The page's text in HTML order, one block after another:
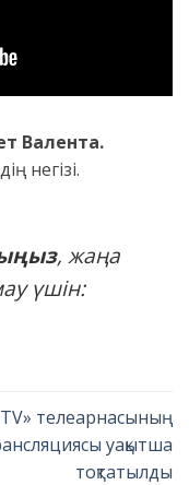
Валента.
негізі.
, жаңа
үшін:
телеарнасының
уақытша
тоқтатылды